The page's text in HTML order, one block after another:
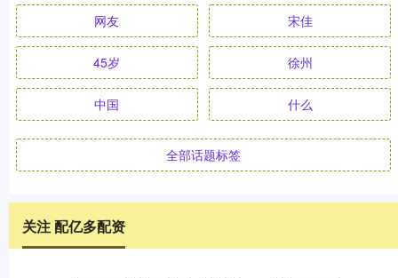
网友 宋佳
45岁 徐州
中国 什么
全部话题标签
关注 配亿多配资